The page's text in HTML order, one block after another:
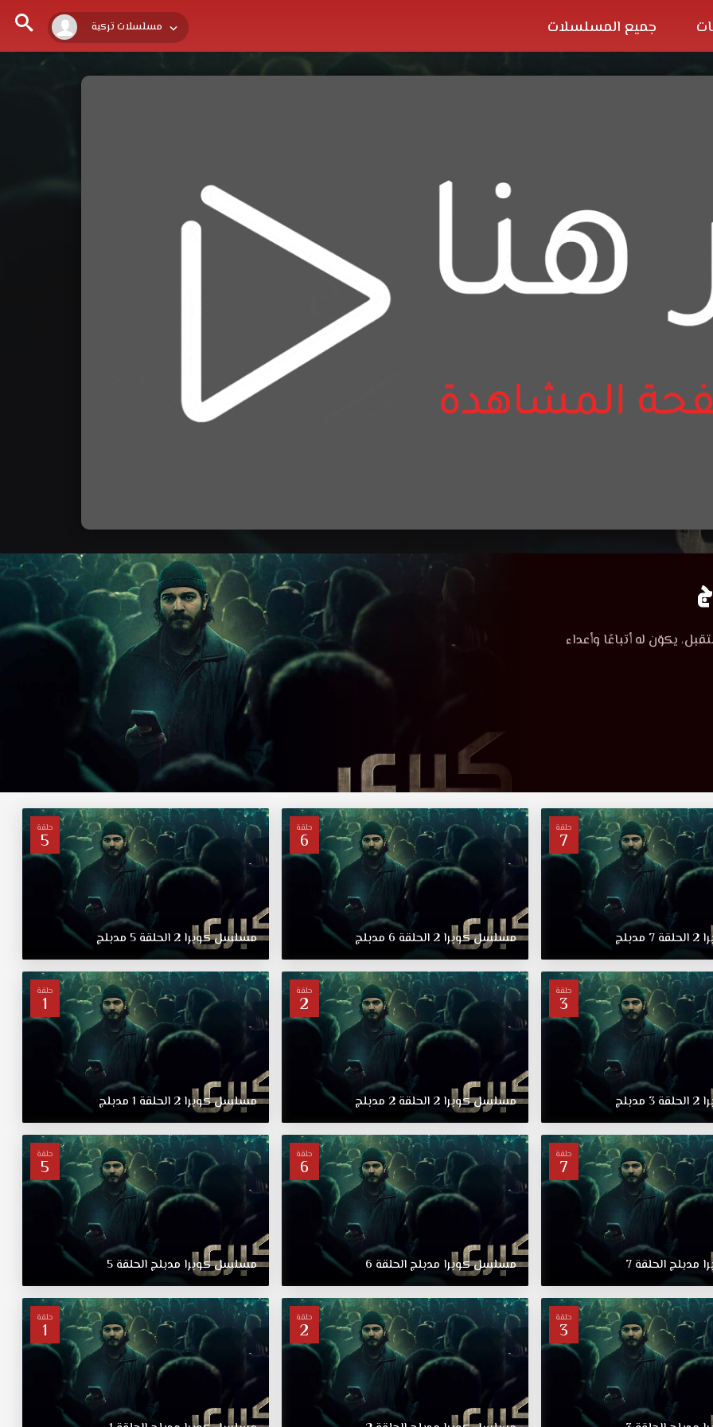
مسلسلات تركية جميع المسلسلات
يكوّن له أتباعًا وأعداء
حلقة
7
2 الحلقة 7 مدبلج
حلقة
6
مسلسلكوبرا 2 الحلقة 6 مدبلج
حلقة
5
مسلسلكوبرا 2 الحلقة 5 مدبلج
حلقة
3
2 الحلقة 3 مدبلج
حلقة
2
مسلسلكوبرا 2 الحلقة 2 مدبلج
حلقة
1
مسلسلكوبرا 2 الحلقة 1 مدبلج
حلقة
7
مدبلج الحلقة 7
حلقة
6
مسلسلكوبرا مدبلج الحلقة 6
حلقة
5
مسلسلكوبرا مدبلج الحلقة 5
حلقة
3
حلقة
2
حلقة
1